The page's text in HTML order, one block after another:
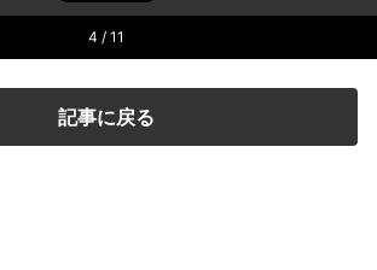
4 / 11
記事に戻る